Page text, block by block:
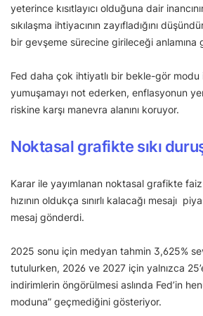
yeterince kısıtlayıcı olduğuna dair
sıkılaşma ihtiyacının zayıfladığını
bir gevşeme sürecine girileceği anlamına
Fed daha çok ihtiyatlı bir bekle-gör
yumuşamayı not ederken, enflasyonun
riskine karşı manevra alanını koruyor.
Noktasal grafikte sıkı
Karar ile yayımlanan noktasal grafikte
hızının oldukça sınırlı kalacağı mesajı
mesaj gönderdi.
2025 sonu için medyan tahmin 3,625%
tutulurken, 2026 ve 2027 için yalnızca
indirimlerin öngörülmesi aslında Fed’in
moduna” geçmediğini gösteriyor.